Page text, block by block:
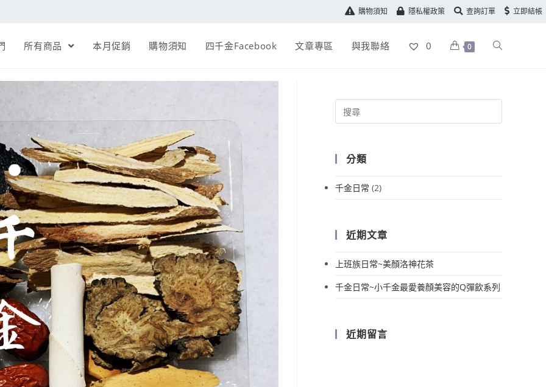
購物須知 隱私權政策 查詢訂單 立即結帳
所有商品 本月促銷 購物須知 四千金Facebook 文章專區 與我聯絡 0 0
分類
千金日常 (2)
近期文章
上班族日常~美顏洛神花茶
千金日常~小千金最愛養顏美容的Q彈飲系列
近期留言